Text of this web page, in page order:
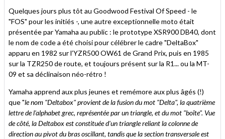
Quelques jours plus tôt au Goodwood Festival Of Speed - le
"FOS" pour les initiés -, une autre exceptionnelle moto était
présentée par Yamaha au public : le prototype XSR900 DB40, dont
le nom de code a été choisi pour célébrer le cadre "DeltaBox"
apparu en 1982 sur l’YZR500 OW61 de Grand Prix, puis en 1985
sur la TZR250 de route, et toujours présent sur la R1... ou la MT-
09 et sa déclinaison néo-rétro !
Yamaha apprend aux plus jeunes et remémore aux plus âgés (!)
que "le nom "Deltabox" provient de la fusion du mot "Delta", la quatrième
lettre de l'alphabet grec, représentée par un triangle, et du mot "boîte". Vue
de côté, la Deltabox est constituée d'un triangle reliant la colonne de
direction au pivot du bras oscillant, tandis que la section transversale est